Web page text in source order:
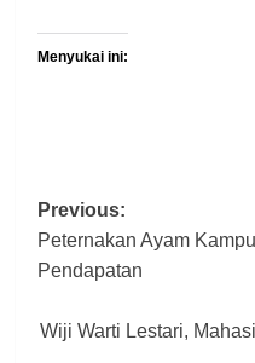
Menyukai ini:
Post
navigation
Previous:
Peternakan Ayam
Pendapatan
Wiji Warti Lestari,